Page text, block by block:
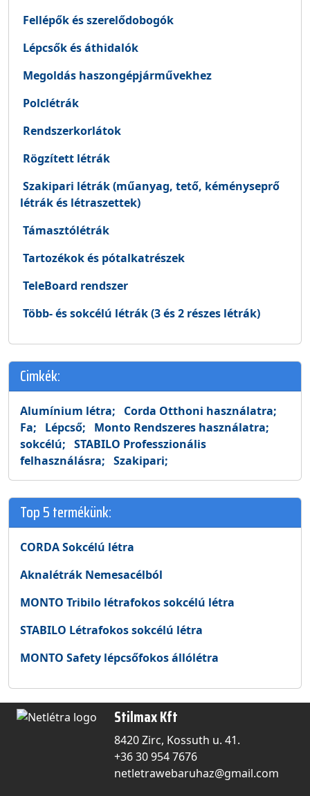
Fellépők és szerelődobogók
Lépcsők és áthidalók
Megoldás haszongépjárművekhez
Polclétrák
Rendszerkorlátok
Rögzített létrák
Szakipari létrák (műanyag, tető, kéményseprő
létrák és létraszettek)
Támasztólétrák
Tartozékok és pótalkatrészek
TeleBoard rendszer
Több- és sokcélú létrák (3 és 2 részes létrák)
Cimkék:
Alumínium létra;
Corda Otthoni használatra;
Fa;
Lépcső;
Monto Rendszeres használatra;
sokcélú; STABILO Professzionális
felhasználásra; Szakipari;
Top 5 termékünk:
CORDA Sokcélú létra
Aknalétrák Nemesacélból
MONTO Tribilo létrafokos sokcélú létra
STABILO Létrafokos sokcélú létra
MONTO Safety lépcsőfokos állólétra
Stilmax Kft
8420 Zirc, Kossuth u. 41.
+36 30 954 7676
netletrawebaruhaz@gmail.com